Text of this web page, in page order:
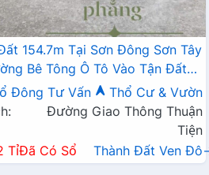
154.7m Tại Sơn Đông Sơn Tây
Bê Tông Ô Tô Vào Tận Đất
Đúc Giá Đầu Tư
Đông Tư Vấn
Thổ Cư & Vườn
Đường Giao Thông Thuận
Tiện
TỉĐã Có Sổ Thành Đất Ven